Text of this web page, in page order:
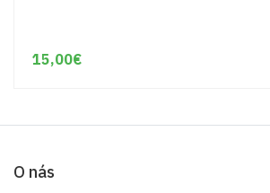
15,00€
O nás